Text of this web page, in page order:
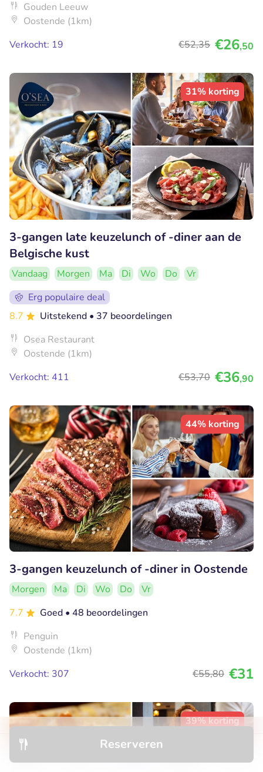
Reserveren
Gouden Leeuw
Oostende (1km)
Verkocht: 19
€52,35 €26,50
31% korting
3-gangen late keuzelunch of -diner aan de
Belgische kust
Vandaag Morgen Ma Di Wo Do
Vr
Erg populaire deal
8.7
Uitstekend • 37 beoordelingen
Osea Restaurant
Oostende (1km)
Verkocht: 411
€53,70 €36,90
44% korting
3-gangen keuzelunch of -diner in Oostende
Morgen Ma Di Wo Do
Vr
7.7
Goed • 48 beoordelingen
Penguin
Oostende (1km)
Verkocht: 307
€55,80 €31
39% korting